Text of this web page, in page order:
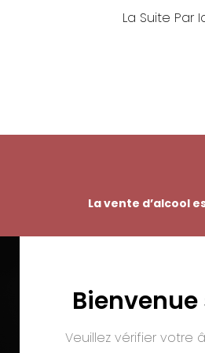
La Suite Par
La vente d’alcool
Veuillez vérifier votre
EMMANUEL NASTI
BP 20055 – 68391